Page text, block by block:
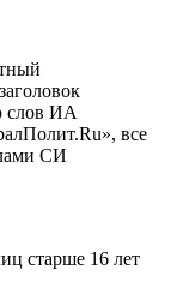
слов ИА
все
СИ
старше 16 лет